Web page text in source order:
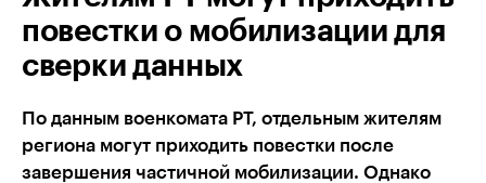
повестки о мобилизации для
сверки данных
По данным военкомата РТ, отдельным жителям
региона могут приходить повестки после
завершения частичной мобилизации. Однако